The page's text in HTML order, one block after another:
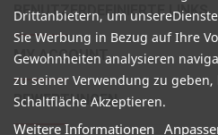
BENUTZERDEFINIERTE LINKS
MY ACCOUNT
BEWERTUNGEN
Drittanbietern, um
Sie Werbung in Bezug auf Ihre
Gewohnheiten analysieren
zu seiner Verwendung zu geben,
Schaltfläche Akzeptieren.
Weitere Informationen